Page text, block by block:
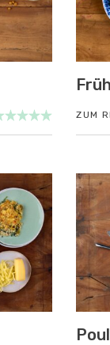
ZUM